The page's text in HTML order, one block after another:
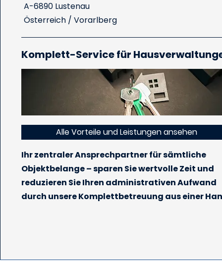
A-6890 Lustenau
Österreich / Vorarlberg
Komplett-Service für
Alle Vorteile und Leistungen ansehen
Ihr zentraler Ansprechpartner für sämtliche
Objektbelange – sparen Sie wertvolle Zeit und
reduzieren Sie Ihren administrativen Aufwand
durch unsere Komplettbetreuung aus einer